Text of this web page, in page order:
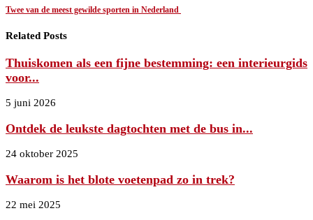
Twee van de meest gewilde sporten in Nederland
Related Posts
Thuiskomen als een fijne bestemming: een interieurgids
voor...
5 juni 2026
Ontdek de leukste dagtochten met de bus in...
24 oktober 2025
Waarom is het blote voetenpad zo in trek?
22 mei 2025